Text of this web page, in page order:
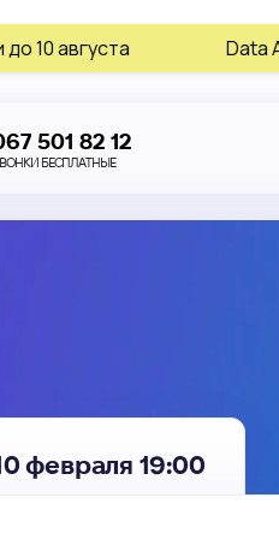
Data Analytics • AI
501 82 12
БЕСПЛАТНЫЕ
февраля 19:00